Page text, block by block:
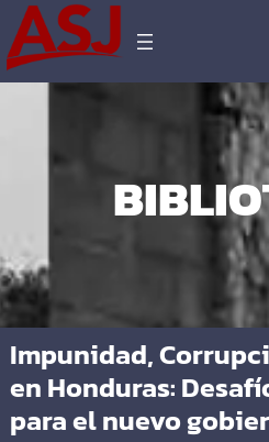
Impunidad,
en Honduras:
para el nuevo